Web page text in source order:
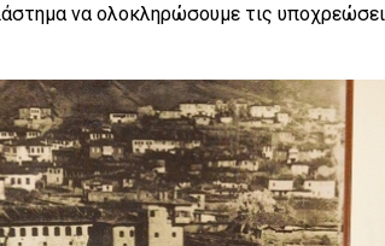
να ολοκληρώσουμε τις